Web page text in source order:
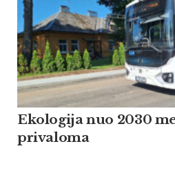
Ekologija nuo 2030
privaloma